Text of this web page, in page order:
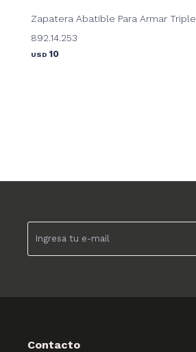
Zapatera Abatible Para Armar Triple
892.14.253
USD 10
Contacto